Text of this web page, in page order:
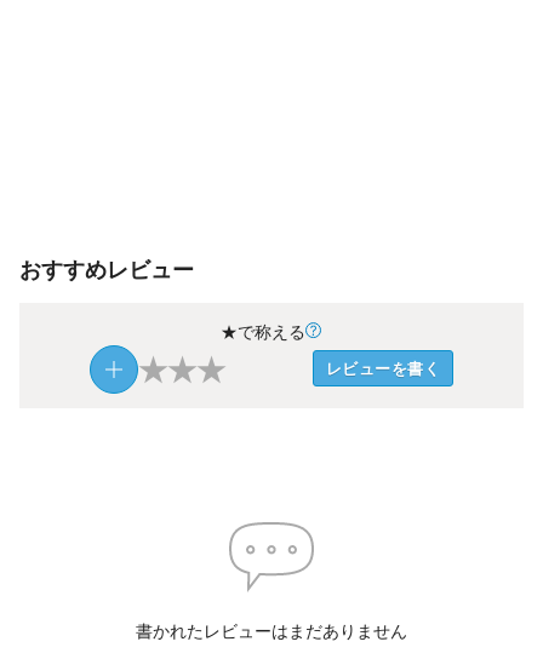
おすすめレビュー
★で称える
★★★ レビューを書く
書かれたレビューはまだありません